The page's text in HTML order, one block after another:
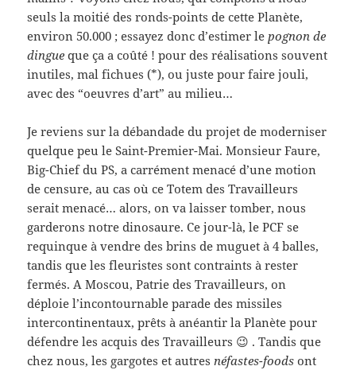
seuls la moitié des ronds-points de cette Planète,
environ 50.000 ; essayez donc d’estimer le pognon de
dingue que ça a coûté ! pour des réalisations souvent
inutiles, mal fichues (*), ou juste pour faire jouli,
avec des “oeuvres d’art” au milieu…
Je reviens sur la débandade du projet de moderniser
quelque peu le Saint-Premier-Mai. Monsieur Faure,
Big-Chief du PS, a carrément menacé d’une motion
de censure, au cas où ce Totem des Travailleurs
serait menacé… alors, on va laisser tomber, nous
garderons notre dinosaure. Ce jour-là, le PCF se
requinque à vendre des brins de muguet à 4 balles,
tandis que les fleuristes sont contraints à rester
fermés. A Moscou, Patrie des Travailleurs, on
déploie l’incontournable parade des missiles
intercontinentaux, prêts à anéantir la Planète pour
défendre les acquis des Travailleurs 😉 . Tandis que
chez nous, les gargotes et autresnéfastes-foods ont